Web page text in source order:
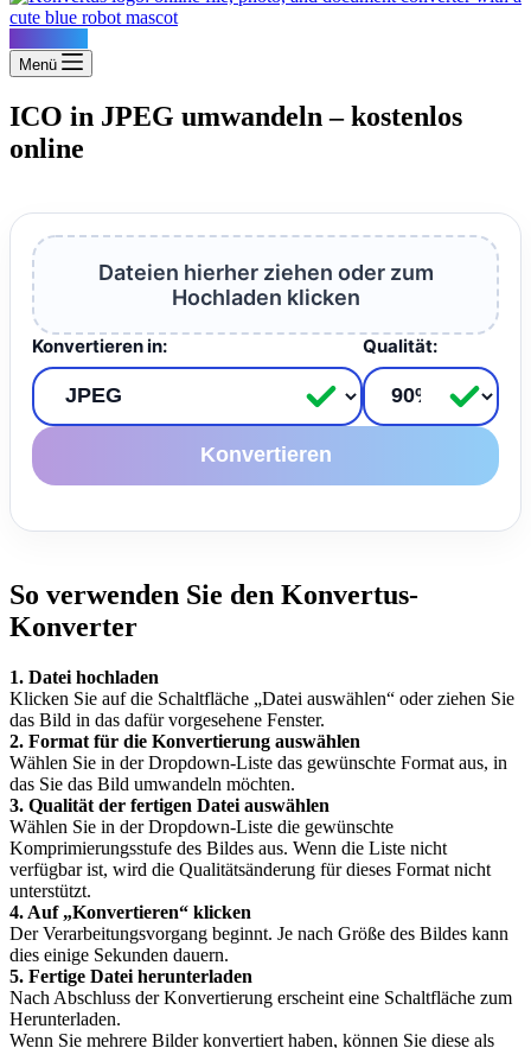
Menü
ICO in JPEG umwandeln – kostenlos
online
Dateien hierher ziehen oder zum
Hochladen klicken
Konvertieren in: Qualität:
Konvertieren
So verwenden Sie den Konvertus-
Konverter
1. Datei hochladen
Klicken Sie auf die Schaltfläche „Datei auswählen“ oder ziehen Sie
das Bild in das dafür vorgesehene Fenster.
2. Format für die Konvertierung auswählen
Wählen Sie in der Dropdown-Liste das gewünschte Format aus, in
das Sie das Bild umwandeln möchten.
3. Qualität der fertigen Datei auswählen
Wählen Sie in der Dropdown-Liste die gewünschte
Komprimierungsstufe des Bildes aus. Wenn die Liste nicht
verfügbar ist, wird die Qualitätsänderung für dieses Format nicht
unterstützt.
4. Auf „Konvertieren“ klicken
Der Verarbeitungsvorgang beginnt. Je nach Größe des Bildes kann
dies einige Sekunden dauern.
5. Fertige Datei herunterladen
Nach Abschluss der Konvertierung erscheint eine Schaltfläche zum
Herunterladen.
Wenn Sie mehrere Bilder konvertiert haben, können Sie diese als